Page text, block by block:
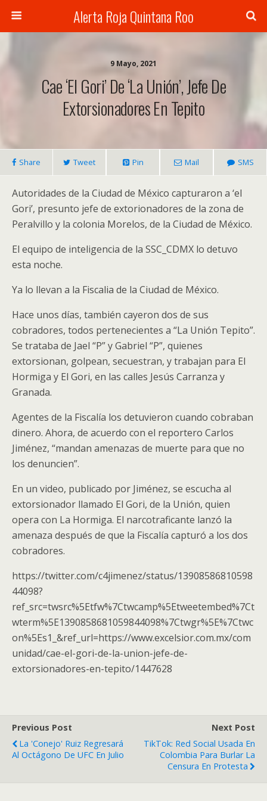
Alerta Roja Quintana Roo
9 Mayo, 2021
Cae ‘el Gori’ De ‘la Unión’, Jefe De
Extorsionadores En Tepito
Share Tweet Pin Mail SMS
Autoridades de la Ciudad de México capturaron a ‘el
Gori’, presunto jefe de extorionadores de la zona de
Peralvillo y la colonia Morelos, de la Ciudad de México.
El equipo de inteligencia de la SSC_CDMX lo detuvo
esta noche.
Ya lo llevan a la Fiscalia de la Ciudad de México.
Hace unos días, también cayeron dos de sus
cobradores, todos pertenecientes a “La Unión Tepito”.
Se trataba de Jael “P” y Gabriel “P”, quienes
extorsionan, golpean, secuestran, y trabajan para El
Hormiga y El Gori, en las calles Jesús Carranza y
Granada.
Agentes de la Fiscalía los detuvieron cuando cobraban
dinero. Ahora, de acuerdo con el reportero Carlos
Jiménez, “mandan amenazas de muerte para que no
los denuncien”.
En un video, publicado por Jiménez, se escucha al
extorsionador llamado El Gori, de la Unión, quien
opera con La Hormiga. El narcotraficante lanzó la
amenaza después de que la Fiscalía capturó a los dos
cobradores.
https://twitter.com/c4jimenez/status/13908586810598
44098?
ref_src=twsrc%5Etfw%7Ctwcamp%5Etweetembed%7Ct
wterm%5E1390858681059844098%7Ctwgr%5E%7Ctwc
on%5Es1_&ref_url=https://www.excelsior.com.mx/com
unidad/cae-el-gori-de-la-union-jefe-de-
extorsionadores-en-tepito/1447628
Previous Post
La 'Conejo' Ruiz Regresará
Al Octágono De UFC En Julio
Next Post
TikTok: Red Social Usada En
Colombia Para Burlar La
Censura En Protesta